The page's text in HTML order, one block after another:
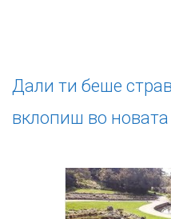
Дали ти беше
вклопиш во